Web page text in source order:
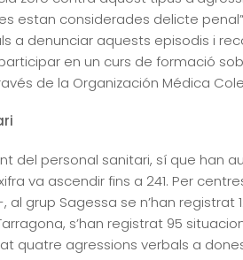
estan considerades delicte
a denunciar aquests episodis i
en un curs de formació
de la Organización Médica
del personal sanitari, sí que han
xifra va ascendir fins a 241. Per
grup Sagessa se n’han registrat
s’han registrat 95
quatre agressions verbals a